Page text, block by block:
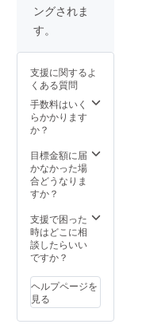
く方法
たしま
す。 読
み聞か
せの様
子、お
菓子を
どを、
体感し
てくだ
配布時
に、子
どもか
らのご
様ご本
人に宛
てた直
接の
ただけ
後日、
た動画
をクラ
ウドに
てアッ
プし、
ダウン
ロード
いただ
く方法
送りい
たしま
す。 ま
た、絵
後の
ページ
に、印
刷支援
ングされま
す。
支援に関するよ
くある質問
手数料はいく
らかかります
か？
目標金額に届
かなかった場
合どうなりま
すか？
支援で困った
時はどこに相
談したらいい
ですか？
ヘルプページを
見る